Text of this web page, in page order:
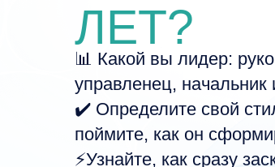
ЛЕТ?
📊 Какой вы лидер:
управленец,
✔️ Определите свой
поймите, как он
⚡️Узнайте, как сразу